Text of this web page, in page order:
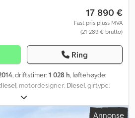
17 890 €
Fast pris pluss MVA
(21 289 € brutto)
Ring
, driftstimer:1 028 h, løftehøyde:
, motordesigner: Diesel, girtype:
Annonse